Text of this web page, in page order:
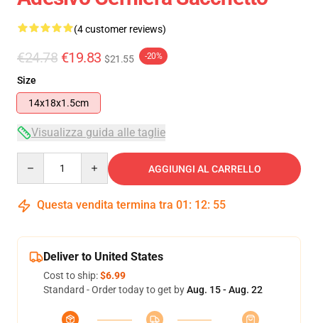
(4 customer reviews)
€24.78 €19.83 $21.55 -20%
Size
14x18x1.5cm
Visualizza guida alle taglie
AGGIUNGI AL CARRELLO
Questa vendita termina tra 01 : 12: 54
Deliver to United States
Cost to ship:$6.99
Standard - Order today to get byAug. 15 - Aug. 22